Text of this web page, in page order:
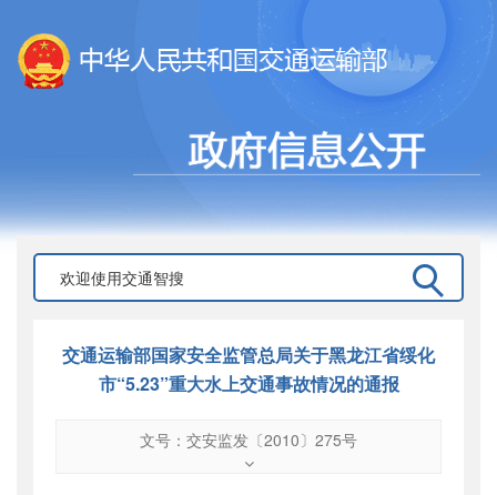
交通运输部国家安全监管总局关于黑龙江省绥化
市“5.23”重大水上交通事故情况的通报
文号：交安监发〔2010〕275号
交安监发〔2010〕275号